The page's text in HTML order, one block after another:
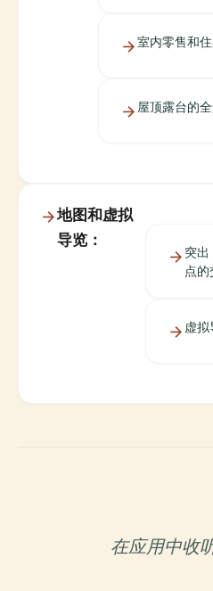
室内零售和
屋顶露台的
地图和虚拟
导览：
突
点
虚拟
在应用中收